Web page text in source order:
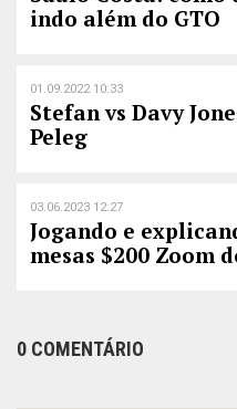
indo além do GTO
01.09.2022 10:33
Stefan vs Davy
Peleg
03.06.2023 12:27
Jogando e
mesas $200 Zoom
0 COMENTÁRIO